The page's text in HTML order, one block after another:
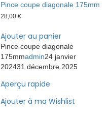
Pince coupe diagonale 175mm
28,00€
Ajouter au panier
Pince coupe diagonale
175mmadmin24 janvier
202431 décembre 2025
Aperçu rapide
Ajouter à ma Wishlist